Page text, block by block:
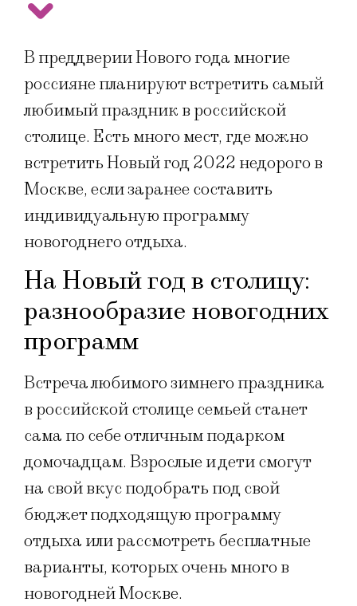
В преддверии Нового года многие
россияне планируют встретить самый
любимый праздник в российской
столице. Есть много мест, где можно
встретить Новый год 2022 недорого в
Москве, если заранее составить
индивидуальную программу
новогоднего отдыха.
На Новый год в столицу:
разнообразие новогодних
программ
Встреча любимого зимнего праздника
в российской столице семьей станет
сама по себе отличным подарком
домочадцам. Взрослые и дети смогут
на свой вкус подобрать под свой
бюджет подходящую программу
отдыха или рассмотреть бесплатные
варианты, которых очень много в
новогодней Москве.